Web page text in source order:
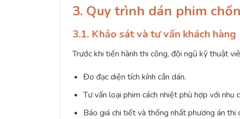
3. Quy trình dán phim
3.1. Khảo sát và tư vấn khách hàng
Trước khi tiến hành thi công, đội ngũ kỹ thuật
Đo đạc diện tích kính cần dán.
Tư vấn loại phim cách nhiệt phù hợp với nhu
Báo giá chi tiết và thống nhất phương án thi